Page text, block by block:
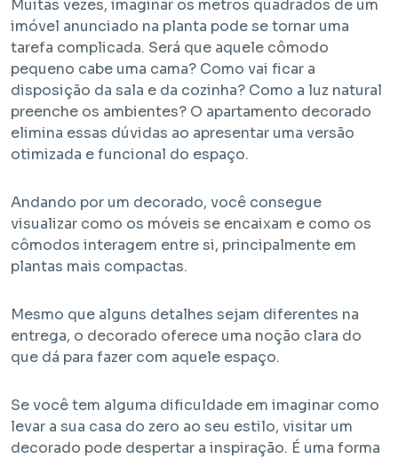
Muitas vezes, imaginar os metros quadrados de um
imóvel anunciado na planta pode se tornar uma
tarefa complicada. Será que aquele cômodo
pequeno cabe uma cama? Como vai ficar a
disposição da sala e da cozinha? Como a luz natural
preenche os ambientes? O apartamento decorado
elimina essas dúvidas ao apresentar uma versão
otimizada e funcional do espaço.
Andando por um decorado, você consegue
visualizar como os móveis se encaixam e como os
cômodos interagem entre si, principalmente em
plantas mais compactas.
Mesmo que alguns detalhes sejam diferentes na
entrega, o decorado oferece uma noção clara do
que dá para fazer com aquele espaço.
Se você tem alguma dificuldade em imaginar como
levar a sua casa do zero ao seu estilo, visitar um
decorado pode despertar a inspiração. É uma forma